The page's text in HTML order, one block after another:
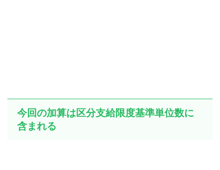
今回の加算は区分支給限度基準単位数に
含まれる